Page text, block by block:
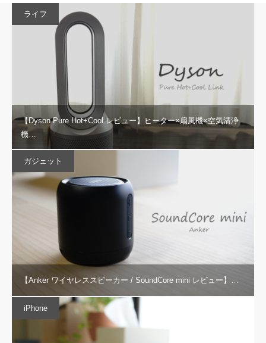
ライフ
【Dyson Pure Hot+Cool レビュー】ヒーター×扇風機×空気清浄
機…
ガジェット
【Anker ワイヤレススピーカー / SoundCore mini レビュー】…
iPhone